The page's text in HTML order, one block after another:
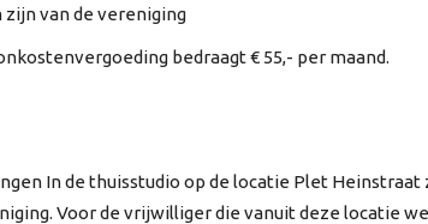
zijn van de vereniging
bedraagt € 55,- per maand.
In de thuisstudio op de locatie Plet
Voor de vrijwilliger die vanuit deze locatie